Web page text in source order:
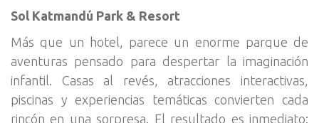
Sol Katmandú Park & Resort
Más que un hotel, parece un enorme parque de
aventuras pensado para despertar la imaginación
infantil. Casas al revés, atracciones interactivas,
piscinas y experiencias temáticas convierten cada
rincón en una sorpresa. El resultado es inmediato: